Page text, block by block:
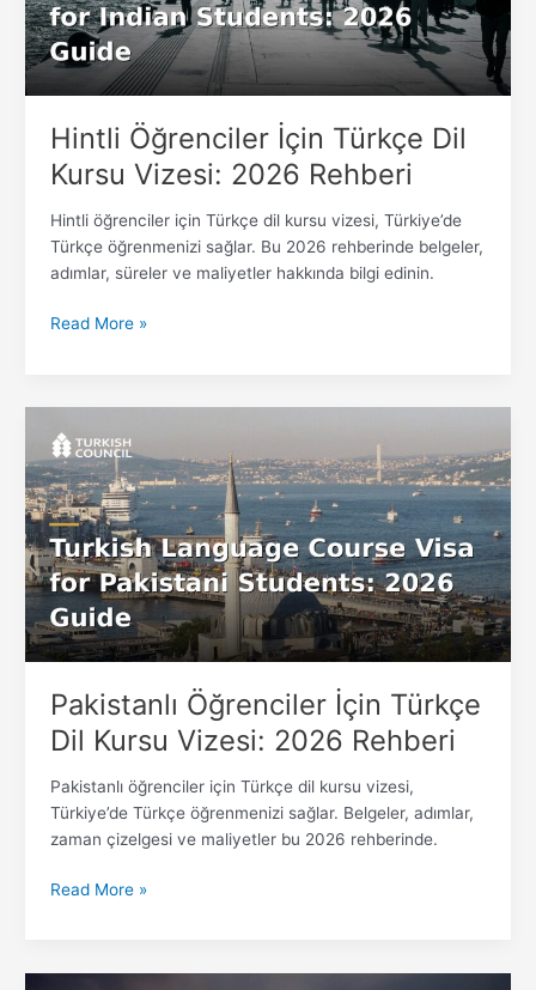
Hintli Öğrenciler İçin Türkçe Dil
Kursu Vizesi: 2026 Rehberi
Hintli öğrenciler için Türkçe dil kursu vizesi, Türkiye’de
Türkçe öğrenmenizi sağlar. Bu 2026 rehberinde belgeler,
adımlar, süreler ve maliyetler hakkında bilgi edinin.
Vizesi:
2026
Rehberi
Read More »
Pakistanlı Öğrenciler İçin Türkçe
Dil Kursu Vizesi: 2026 Rehberi
Pakistanlı öğrenciler için Türkçe dil kursu vizesi,
Türkiye’de Türkçe öğrenmenizi sağlar. Belgeler, adımlar,
zaman çizelgesi ve maliyetler bu 2026 rehberinde.
Öğrenciler
İçin
Türkçe
Dil
Kursu
Vizesi:
2026
Rehberi
Read More »